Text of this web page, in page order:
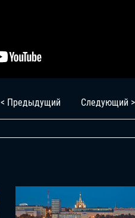
< Предыдущий Следующий >